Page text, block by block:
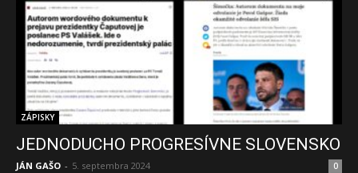
ZÁPISKY
JEDNODUCHO PROGRESÍVNE SLOVENSKO
JÁN GAŠO - 5. septembra 2024 0